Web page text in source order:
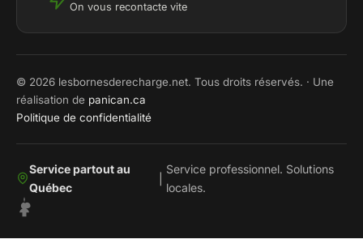
On vous recontacte vite
© 2026 lesbornesderecharge.net. Tous droits réservés. · Une
réalisation de panican.ca
Politique de confidentialité
Service partout au
Québec
Service professionnel. Solutions
locales.